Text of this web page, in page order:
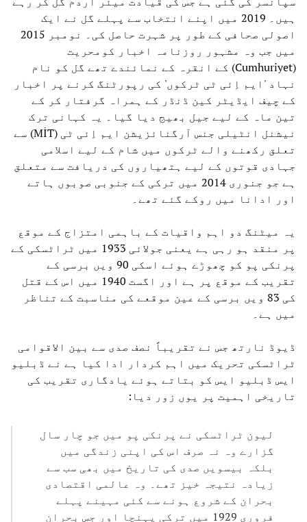
ہیں۔ 2019 میں اپنے انتخاب سے پہلے گل نے ایک
اصولی صحافی کے طور پر شہرت حاصل کی۔ نومبر 2015
میں جب وہ مشہور روزنامہ اخبار کومحریت
(Cumhuriyet) کے انقرہ کے نمائندے تھے گل کو نام
نہاد 'ایم اِئی ٹی ٹرکوں' کی رپورٹنگ کرنے پر اخبار
کے چیف ایڈیٹر کین ڈنڈر کے ہمراہ گرفتار کر کے
تین ماہ کے لیے جیل بھیج دیا گیا۔ یہ کہانی ترک
نیشنل انٹیلی جنس آرگنائزیشن ایم اِئی ٹی (MİT) سے
تعلق رکھنے والے ٹرکوں میں شام کے لیے اسلامی
جہادی قوتوں کے لیے ہتھیاروں کی دریافت سے متعلق
ہے جو جنوری 2014 میں ترکی کے جنوبی صوبوں ہاتے
اور ادانا میں روکے گئے تھے۔
یہ میٹنگ دو اہم واقیات کے باہمی امتزاج کے موقع
پر منقد ہو رہی ہے یعنی جولائی 1933 میں ٹراٹسکی کے
پرنکی پو کو چھوڑے ہوئے اسکی 90 ویں برسی کے
تقریب کے موقع پر ہے اور اگست 1940 میں اس کے قتل
کی 83 ویں برسی کے عین موقعے کی مناسبت کے تناظر
میں ہے۔
ڈیوڈ نارتھ جس نے تقریباً نصف صدی سے بین الاقوامی
ٹراٹسکی تحریک میں اہم کردار ادا کیا ہے نے ڈبلیو
ایس ڈبلیو ایس کو بتاتے ہوئے یادگاری تقریب کی
تاریخی اہمیت پر یوں زور دیا:
لیون ٹراٹسکی نے پرنکی پو میں جو چار سال
گزارے وہ نہ صرف اس کی اپنی زندگی میں
بلکہ بیسویں صدی کی تاریخ میں بھی سب سے
زیادہ نتیجہ خیز تھے۔ وہ عالمی اقتصادی
بحران کے شروع ہونے سے کئی مہینے پہلے
فروری 1929 میں ترکی پہنچا اور جس بحران